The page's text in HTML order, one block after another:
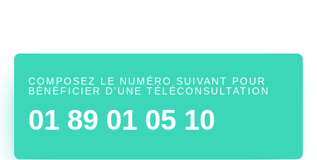
COMPOSEZ LE NUMÉRO SUIVANT POUR
BÉNÉFICIER D’UNE TÉLÉCONSULTATION
01 89 01 05 10